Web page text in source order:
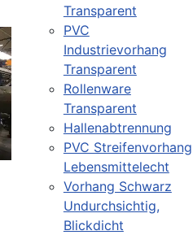
Transparent
PVC
Industrievorhang
Transparent
Rollenware
Transparent
Hallenabtrennung
PVC Streifenvorhang
Lebensmittelecht
Vorhang Schwarz
Undurchsichtig,
Blickdicht